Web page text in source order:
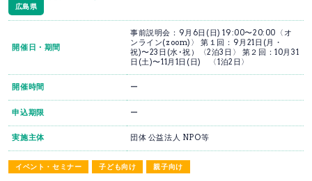
広島県
イベント・セミナー 子ども向け 親子向け
開催日・期間
事前説明会：9月6日(日) 19:00〜20:00〈オ
ンライン(zoom)〉 第１回：9月21日(月・
祝)〜23日(水･祝）〈2泊3日〉 第２回：10月31
日(土)〜11月1日(日) 〈1泊2日〉
開催時間 ー
申込期限 ー
実施主体 団体 公益法人 NPO等